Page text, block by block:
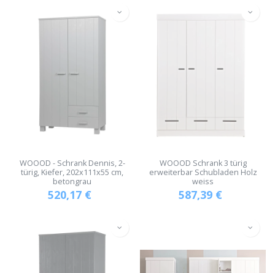
WOOOD - Schrank Dennis, 2-
türig, Kiefer, 202x111x55 cm,
betongrau
520,17 €
WOOOD Schrank 3 türig
erweiterbar Schubladen Holz
weiss
587,39 €